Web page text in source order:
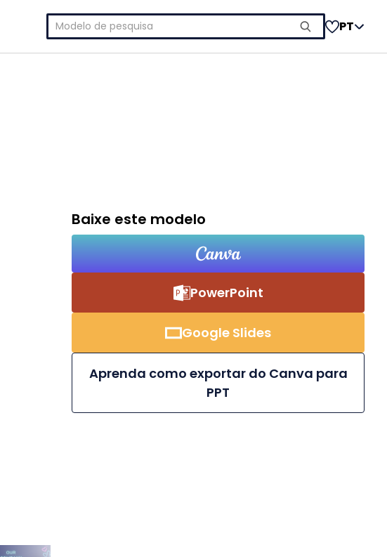
Pesquisar
por:
PT
Baixe este modelo
PowerPoint
Google Slides
Aprenda como exportar do Canva para
PPT